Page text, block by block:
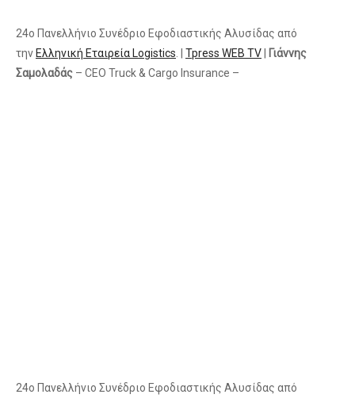
24ο Πανελλήνιο Συνέδριο Εφοδιαστικής Αλυσίδας από
την Ελληνική Εταιρεία Logistics Tpress WEB TV
Γιάννης
Σαμολαδάς – CEO Truck & Cargo Insurance –
24ο Πανελλήνιο Συνέδριο Εφοδιαστικής Αλυσίδας από